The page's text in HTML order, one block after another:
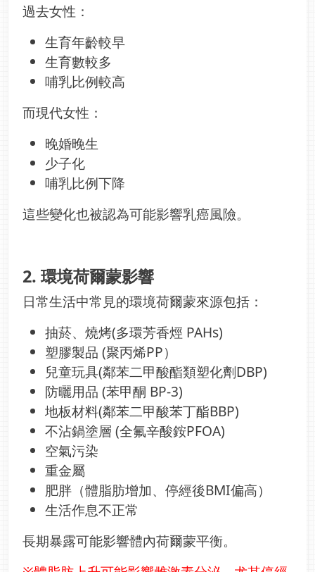
過去女性：
生育年齡較早
生育數較多
哺乳比例較高
而現代女性：
晚婚晚生
少子化
哺乳比例下降
這些變化也被認為可能影響乳癌風險。
2. 環境荷爾蒙影響
日常生活中常見的環境荷爾蒙來源包括：
抽菸、燒烤(多環芳香烴 PAHs)
塑膠製品 (聚丙烯PP）
兒童玩具(鄰苯二甲酸酯類塑化劑DBP)
防曬用品 (苯甲酮 BP-3)
地板材料(鄰苯二甲酸苯丁酯BBP)
不沾鍋塗層 (全氟辛酸銨PFOA)
空氣污染
重金屬
肥胖（體脂肪增加、停經後BMI偏高）
生活作息不正常
長期暴露可能影響體內荷爾蒙平衡。